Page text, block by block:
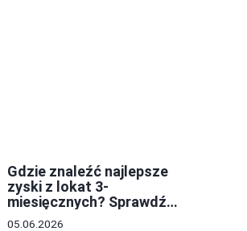
Gdzie znaleźć najlepsze
zyski z lokat 3-
miesięcznych? Sprawdź
oferty i stawki!
05.06.2026